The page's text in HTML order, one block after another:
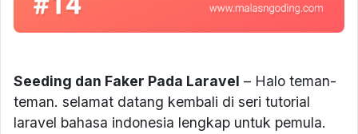
Seeding dan Faker Pada Laravel – Halo teman-
teman. selamat datang kembali di seri tutorial
laravel bahasa indonesia lengkap untuk pemula.